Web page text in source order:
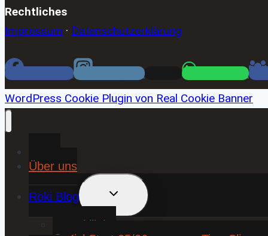
Rechtliches
Impressum · Datenschutzerklärung
Facebook Instagram WhatsApp
WordPress Cookie Plugin von Real Cookie Banner
Über uns
Roki Blog
UNTERMENÜ
UMSCHALTEN
❤️ Rokiliebe